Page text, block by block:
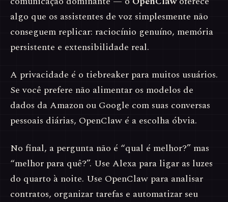
algo que os assistentes de voz simplesmente não
conseguem replicar: raciocínio genuíno, memória
persistente e extensibilidade real.
A privacidade é o tiebreaker para muitos usuários.
Se você prefere não alimentar os modelos de
dados da Amazon ou Google com suas conversas
pessoais diárias, OpenClaw é a escolha óbvia.
No final, a pergunta não é “qual é melhor?” mas
“melhor para quê?”. Use Alexa para ligar as luzes
do quarto à noite. Use OpenClaw para analisar
contratos, organizar tarefas e automatizar seu